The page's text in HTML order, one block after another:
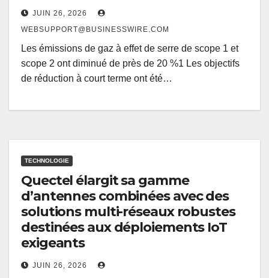
JUIN 26, 2026
WEBSUPPORT@BUSINESSWIRE.COM
Les émissions de gaz à effet de serre de scope 1 et
scope 2 ont diminué de près de 20 %1 Les objectifs
de réduction à court terme ont été…
TECHNOLOGIE
Quectel élargit sa gamme
d’antennes combinées avec des
solutions multi-réseaux robustes
destinées aux déploiements IoT
exigeants
JUIN 26, 2026